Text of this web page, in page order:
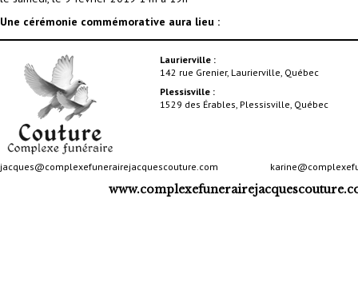
Une cérémonie commémorative aura lieu :
Laurierville :
142 rue Grenier, Laurierville, Québec
Plessisville :
1529 des Érables, Plessisville, Québec
jacques@complexefunerairejacquescouture.com